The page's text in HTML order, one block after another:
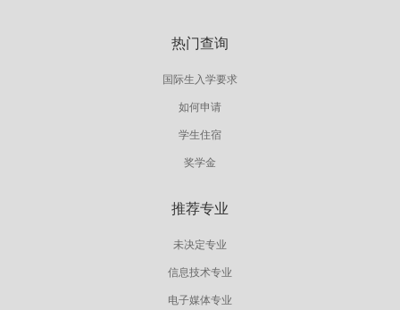
热门查询
国际生入学要求
如何申请
学生住宿
奖学金
推荐专业
未决定专业
信息技术专业
电子媒体专业